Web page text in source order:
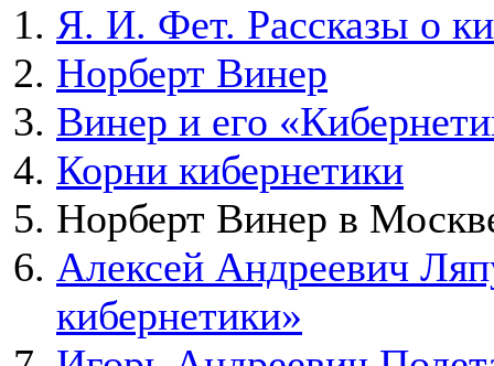
Я. И. Фет. Рассказы о
Норберт Винер
Винер и его
Корни кибернетики
Норберт Винер в
Алексей Андреевич
кибернетики»